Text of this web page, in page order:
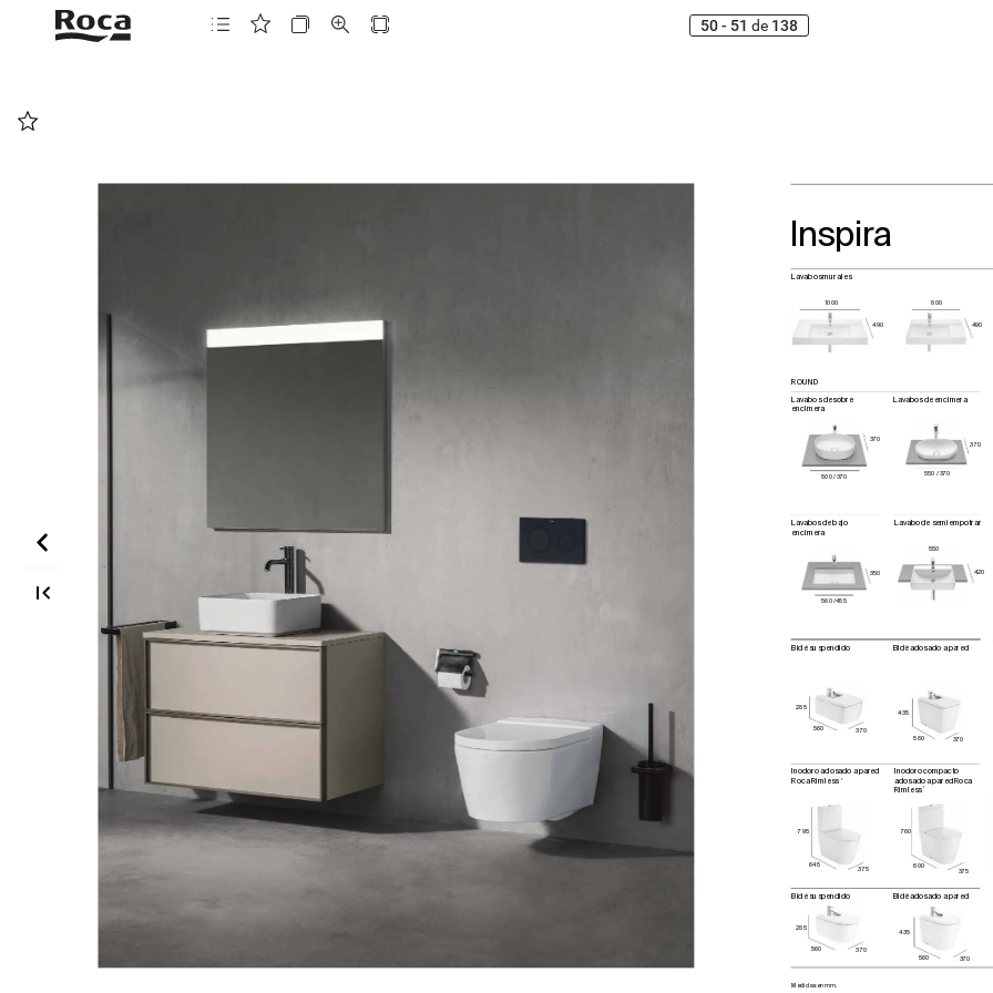
50 - 51 de 138
Lavabos murales
Bidé adosado a par ed
Medidas en mm.
Lavabos de sobre
encimera
Lavabos de encimera
ROUND
370
370
500 / 370 550 / 370
435
370
560
1000
490
800
490
Lavabos de bajo
encimera
Lavabo de semiempotrar
550
420
350
560 /455
Bidé suspendido
285
370
560
Bidé adosado a par ed
435
370
560
Inodoro adosado a pared
Roca Rimless ®
795
375
645
760
375
600
Inodoro compacto
adosado a pared Roca
Rimless®
Bidé suspendido
285
370
560
Inspira